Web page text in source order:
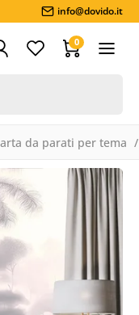
info@dovido.it
0
da parati per tema